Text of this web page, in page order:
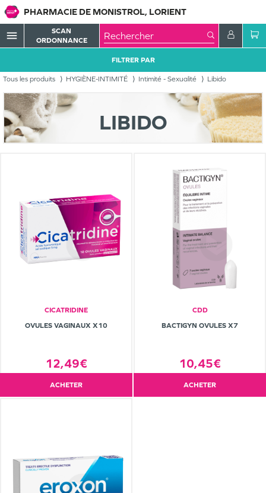
PHARMACIE DE MONISTROL, LORIENT
menu
SCAN
ORDONNANCE
Tous les produits HYGIÈNE-INTIMITÉ Intimité - Sexualité Libido
FILTRER PAR
LIBIDO
CICATRIDINE
OVULES VAGINAUX X10
12,49€
ACHETER
CDD
BACTIGYN OVULES X7
10,45€
ACHETER